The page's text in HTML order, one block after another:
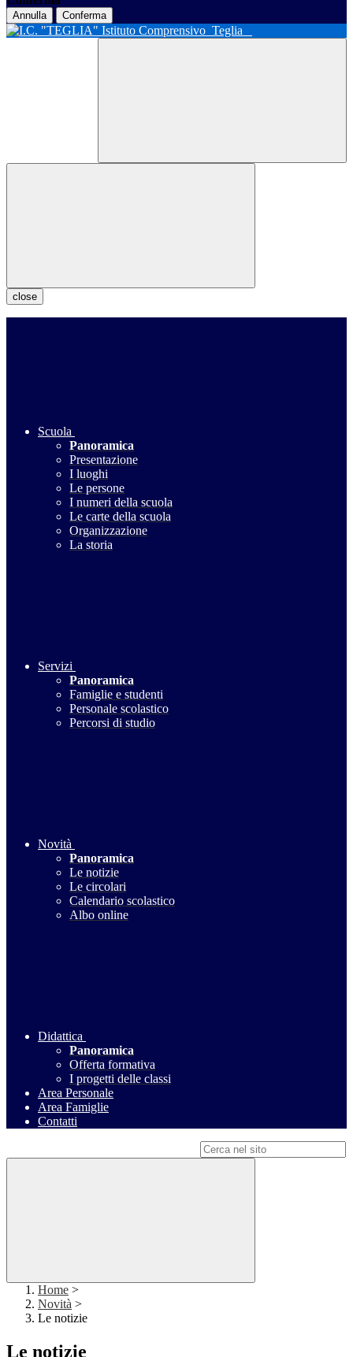
Annulla Conferma
Istituto Comprensivo Teglia
close
Scuola
Panoramica
Presentazione
I luoghi
Le persone
I numeri della scuola
Le carte della scuola
Organizzazione
La storia
Servizi
Panoramica
Famiglie e studenti
Personale scolastico
Percorsi di studio
Novità
Panoramica
Le notizie
Le circolari
Calendario scolastico
Albo online
Didattica
Panoramica
Offerta formativa
I progetti delle classi
Area Personale
Area Famiglie
Contatti
Home >
Novità >
Le notizie
Le notizie